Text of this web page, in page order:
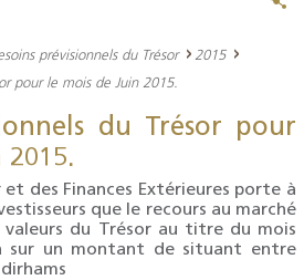
prévisionnels du Trésor
2015
pour le mois de Juin 2015.
du Trésor pour
des Finances Extérieures porte à
que le recours au marché
valeurs du Trésor au titre du mois
sur un montant de situant entre